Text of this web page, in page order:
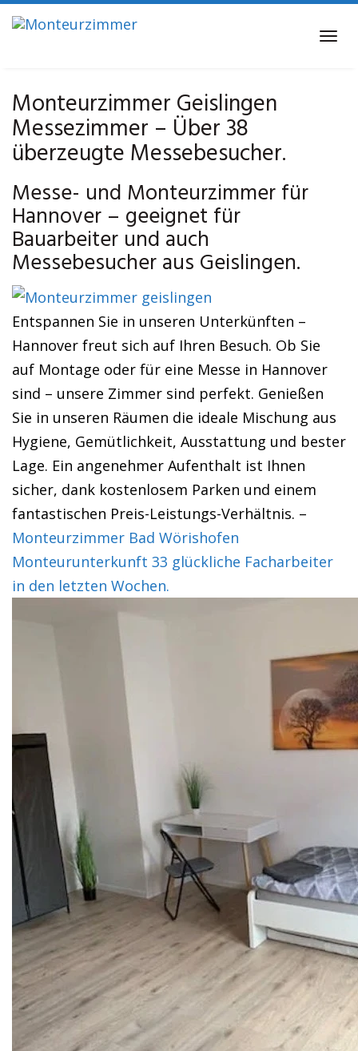
Skip
to
Monteurzimmer Geislingen
Messezimmer – Über 38
überzeugte Messebesucher.
Messe- und Monteurzimmer für
Hannover – geeignet für
Bauarbeiter und auch
Messebesucher aus Geislingen.
Entspannen Sie in unseren Unterkünften –
Hannover freut sich auf Ihren Besuch. Ob Sie
auf Montage oder für eine Messe in Hannover
sind – unsere Zimmer sind perfekt. Genießen
Sie in unseren Räumen die ideale Mischung aus
Hygiene, Gemütlichkeit, Ausstattung und bester
Lage. Ein angenehmer Aufenthalt ist Ihnen
sicher, dank kostenlosem Parken und einem
fantastischen Preis-Leistungs-Verhältnis. –
Monteurzimmer Bad Wörishofen
Monteurunterkunft 33 glückliche Facharbeiter
in den letzten Wochen.